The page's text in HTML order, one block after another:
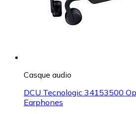
Casque audio
DCU Tecnologic 34153500
Earphones